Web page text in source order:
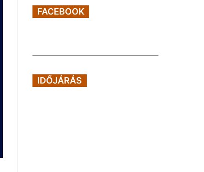
FACEBOOK
IDŐJÁRÁS